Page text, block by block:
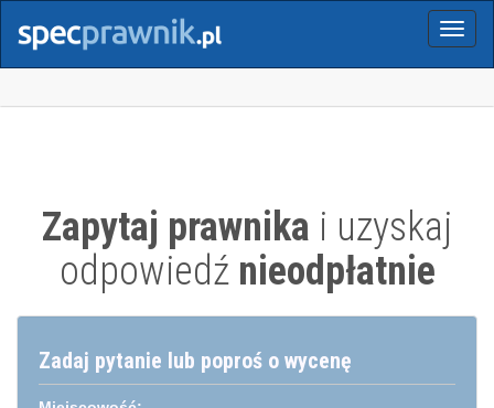
Menu
Zapytaj prawnika i uzyskaj
odpowiedźnieodpłatnie
Zadaj pytanie lub poproś o wycenę